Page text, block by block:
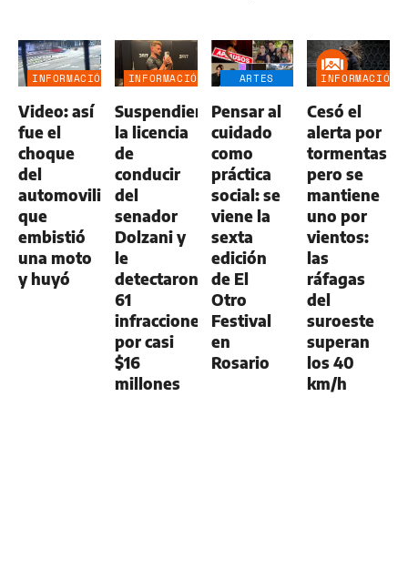
INFORMACIÓN
Video: así
fue el
choque
del
automovilista
que
embistió
una moto
y huyó
INFORMACIÓN
Suspendieron
la licencia
de
conducir
del
senador
Dolzani y
le
detectaron
61
infracciones
por casi
$16
millones
ARTES
Pensar al
cuidado
como
práctica
social: se
viene la
sexta
edición
de El
Otro
Festival
en
Rosario
INFORMACIÓN
Cesó el
alerta por
tormentas
pero se
mantiene
uno por
vientos:
las
ráfagas
del
suroeste
superan
los 40
km/h